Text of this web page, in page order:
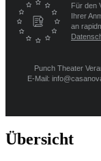
Für den
Ihrer
an
Punch Theater
E-Mail:
Übersicht